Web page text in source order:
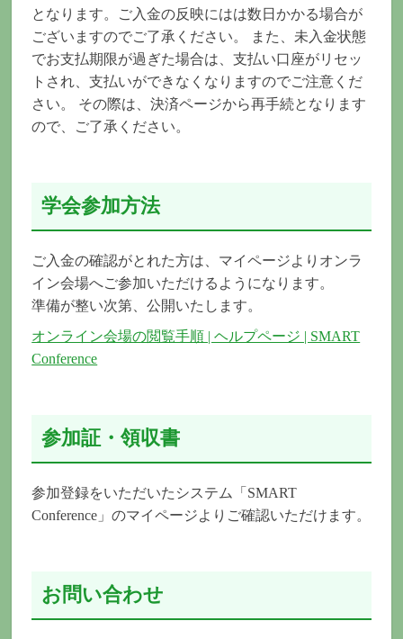
となります。ご入金の反映にはは数日かかる場合が
ございますのでご了承ください。 また、未入金状態
でお支払期限が過ぎた場合は、支払い口座がリセッ
トされ、支払いができなくなりますのでご注意くだ
さい。 その際は、決済ページから再手続となります
ので、ご了承ください。
学会参加方法
ご入金の確認がとれた方は、マイページよりオンラ
イン会場へご参加いただけるようになります。
準備が整い次第、公開いたします。
オンライン会場の閲覧手順 | ヘルプページ | SMART
Conference
参加証・領収書
参加登録をいただいたシステム「SMART
Conference」のマイページよりご確認いただけます。
お問い合わせ